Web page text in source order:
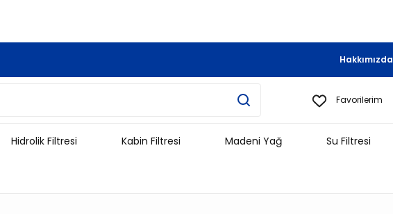
Hakkımızda
Favorilerim
Hidrolik Filtresi Kabin Filtresi Madeni Yağ Su Filtresi